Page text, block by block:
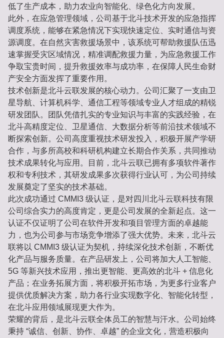
低了生产成本，助力农业向智能化、绿色化方向发展。
此外，在应急管理领域，公司基于北斗技术开发的应急指挥
调度系统，能够在紧急情况下实现快速定位、实时通信与资
源调度。在自然灾害救援场景中，该系统可帮助救援队伍迅
速掌握受灾区域情况，精准调配救援力量，为应急救援工作
争取宝贵时间，提升救援效率与成功率，在保障人民生命财
产安全方面发挥了重要作用。
技术创新是北斗云联发展的核心动力。公司汇聚了一支由卫
星导航、计算机科学、通信工程等领域专业人才组成的精锐
研发团队。团队凭借扎实的专业知识与丰富的实践经验，在
北斗高精度定位、卫星通信、大数据分析等前沿技术领域不
断探索创新。公司高度重视技术研发投入，积极开展产学研
合作，与多所高校和科研机构建立长期合作关系，共同推动
技术成果转化与应用。目前，北斗云联已拥有多项软件著作
权和专利技术，其研发成果多次获得行业认可，为公司持续
发展奠定了坚实的技术基础。
此次成功通过 CMMI3 级认证，是对四川北斗云联科技有限
公司综合实力的高度肯定，更是公司发展的全新起点。这一
认证不仅证明了公司在软件开发和项目管理方面的卓越能
力，也为公司参与市场竞争增添了强大优势。未来，北斗云
联将以 CMMI3 级认证为契机，持续深化技术创新，不断优
化产品与服务质量。在产品研发上，公司将加大人工智能、
5G 等新兴技术应用，推出更智能、更高效的北斗 + 信息化
产品；在业务拓展方面，将积极开拓市场，为更多行业客户
提供优质解决方案，助力各行业实现数字化、智能化转型，
在北斗应用领域展现更大作为。
荣耀的背后，是北斗云联全体员工的智慧与汗水。公司始终
秉持 “诚信、创新、协作、卓越” 的企业文化，营造积极向